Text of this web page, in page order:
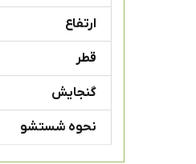
ارتفاع
قطر
گنجایش
نحوه شستشو